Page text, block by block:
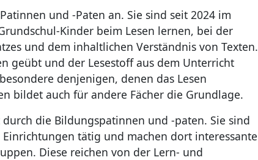
und -Paten an. Sie sind seit 2024 im
Kinder beim Lesen lernen, bei der
und dem inhaltlichen Verständnis von Texten.
geübt und der Lesestoff aus dem Unterricht
denjenigen, denen das Lesen
bildet auch für andere Fächer die Grundlage.
die Bildungspatinnen und -paten. Sie sind
tätig und machen dort interessante
Diese reichen von der Lern- und